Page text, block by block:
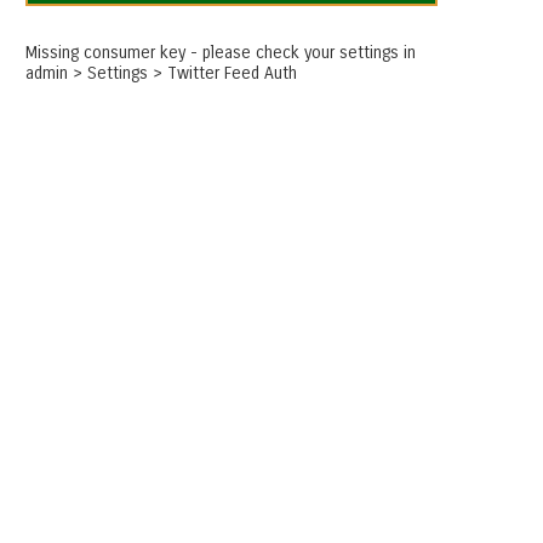
Missing consumer key - please check your settings in
admin > Settings > Twitter Feed Auth